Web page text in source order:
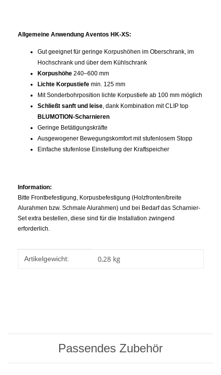
Allgemeine Anwendung Aventos HK-XS:
Gut geeignet für geringe Korpushöhen im Oberschrank, im
Hochschrank und über dem Kühlschrank
Korpushöhe 240–600 mm
Lichte Korpustiefe min. 125 mm
Mit Sonderbohrposition lichte Korpustiefe ab 100 mm möglich
Schließt sanft und leise, dank Kombination mit CLIP top
BLUMOTION-Scharnieren
Geringe Betätigungskräfte
Ausgewogener Bewegungskomfort mit stufenlosem Stopp
Einfache stufenlose Einstellung der Kraftspeicher
Information:
Bitte Frontbefestigung, Korpusbefestigung (Holzfronten/breite
Alurahmen bzw. Schmale Alurahmen) und bei Bedarf das Scharnier-
Set extra bestellen, diese sind für die Installation zwingend
erforderlich.
Produkteigenschaft
Wert
Artikelgewicht: 0,28 kg
Passendes Zubehör